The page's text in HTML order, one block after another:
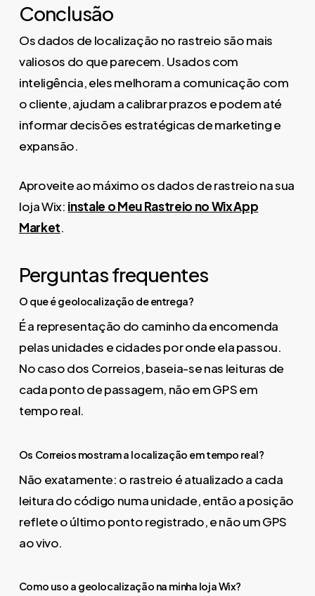
Conclusão
Os dados de localização no rastreio são mais
valiosos do que parecem. Usados com
inteligência, eles melhoram a comunicação com
o cliente, ajudam a calibrar prazos e podem até
informar decisões estratégicas de marketing e
expansão.
Aproveite ao máximo os dados de rastreio na sua
loja Wix: instale o Meu Rastreio no Wix App
Market.
Perguntas frequentes
O que é geolocalização de entrega?
É a representação do caminho da encomenda
pelas unidades e cidades por onde ela passou.
No caso dos Correios, baseia-se nas leituras de
cada ponto de passagem, não em GPS em
tempo real.
Os Correios mostram a localização em tempo real?
Não exatamente: o rastreio é atualizado a cada
leitura do código numa unidade, então a posição
reflete o último ponto registrado, e não um GPS
ao vivo.
Como uso a geolocalização na minha loja Wix?